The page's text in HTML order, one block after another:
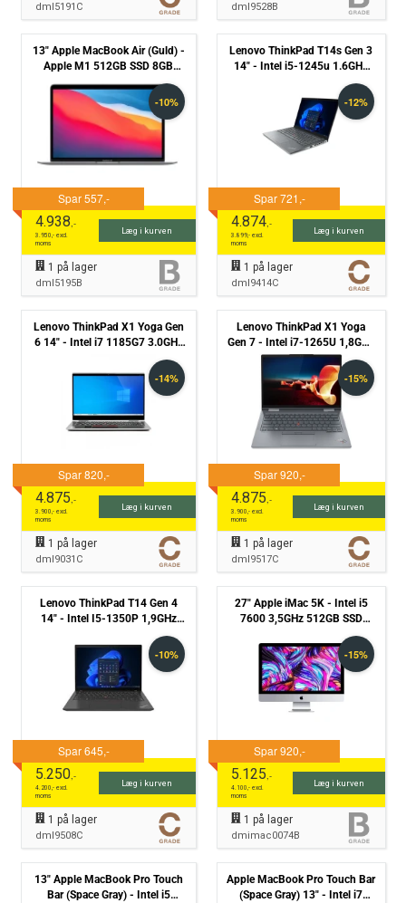
dml5191C dml9528B
13" Apple MacBook Air (Guld) -
Apple M1 512GB SSD 8GB
(2020) - Grade B
4.938,-
3.950,- excl.
moms
Læg i kurven
1 på lager
dml5195B
Lenovo ThinkPad T14s Gen 3
14" - Intel i5-1245u 1.6GHz
512GB NVMe 16GB Win11
Pro - Grade C
4.874,-
3.899,- excl.
moms
Læg i kurven
1 på lager
dml9414C
Lenovo ThinkPad X1 Yoga Gen
6 14" - Intel i7 1185G7 3.0GHz
256 GB NVMe 16GB Win11 Pro
- Touchskærm - Grade C
4.875,-
3.900,- excl.
moms
Læg i kurven
1 på lager
dml9031C
Lenovo ThinkPad X1 Yoga
Gen 7 - Intel i7-1265U 1,8GHz
256GB NVMe 32GB Win11
Pro - Touchskærm - Grade C
4.875,-
3.900,- excl.
moms
Læg i kurven
1 på lager
dml9517C
Lenovo ThinkPad T14 Gen 4
14" - Intel I5-1350P 1,9GHz
512GB NVMe 32GB Win11 Pro
- Grade C
5.250,-
4.200,- excl.
moms
Læg i kurven
1 på lager
dml9508C
27" Apple iMac 5K - Intel i5
7600 3,5GHz 512GB SSD
16GB (Mid-2017) - Grade B
5.125,-
4.100,- excl.
moms
Læg i kurven
1 på lager
dmimac0074B
13" Apple MacBook Pro Touch
Bar (Space Gray) - Intel i5
Apple MacBook Pro Touch Bar
(Space Gray) 13" - Intel i7